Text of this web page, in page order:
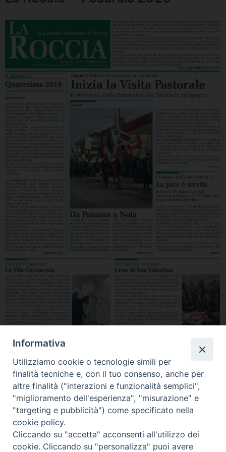
Leggi “la Roccia” di Febbraio 2019
Clicca qui
Condividi…
Informativa
Utilizziamo cookie o tecnologie simili per
finalità tecniche e, con il tuo consenso, anche per
altre finalità ("interazioni e funzionalità semplici",
"miglioramento dell'esperienza", "misurazione" e
"targeting e pubblicità") come specificato nella
cookie policy.
Cliccando su "accetta" acconsenti all'utilizzo dei
cookie. Cliccando su "personalizza" puoi avere